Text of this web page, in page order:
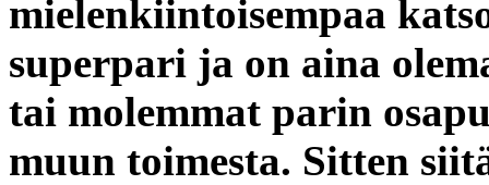
mielenkiintoisempaa
superpari ja on aina
tai molemmat parin
muun toimesta. Sitten